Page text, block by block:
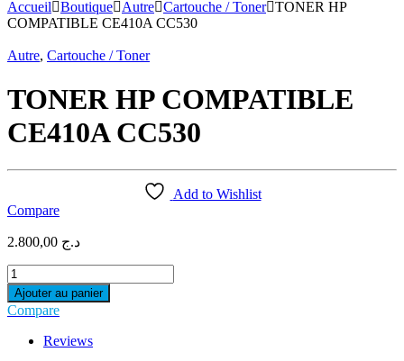
pour :
Accueil Boutique Autre Cartouche / Toner TONER HP
COMPATIBLE CE410A CC530
Autre, Cartouche / Toner
TONER HP COMPATIBLE
CE410A CC530
Add to Wishlist
Compare
د.ج
TONER
HP
COMPATIBLE
CE410A
CC530
quantity
Ajouter au panier
Compare
Reviews